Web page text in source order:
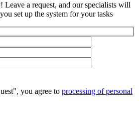
Leave a request, and our specialists will
set up the system for your tasks
you agree to processing of personal